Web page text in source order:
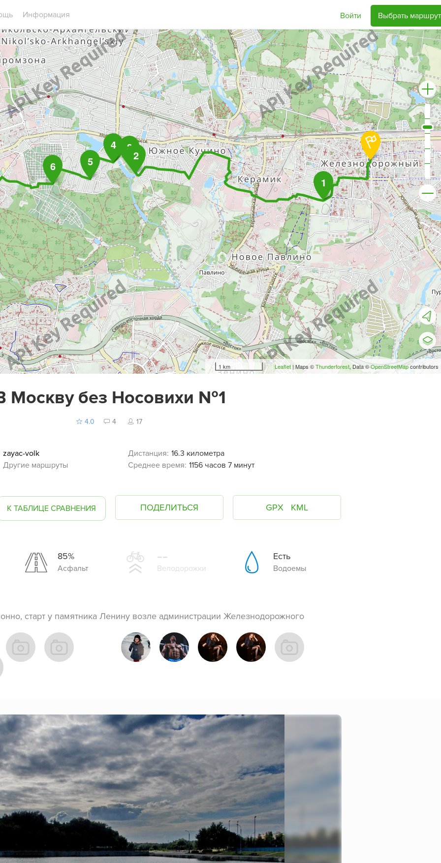
Информация Войти Выбрать маршрут
1
2
3
4
5
6
1 km Leaflet| Maps ©Thunderforest, Data ©OpenStreetMapcontributors
Москву без Носовихи №1
4.0 4 17
zayac-volk
Другие маршруты
Дистанция: 16.3 километра
Среднее время: 1156 часов 7 минут
К ТАБЛИЦЕ СРАВНЕНИЯ ПОДЕЛИТЬСЯ GPX KML
85%
Асфальт
--
Велодорожки
Есть
Водоемы
старт у памятника Ленину возле администрации Железнодорожного